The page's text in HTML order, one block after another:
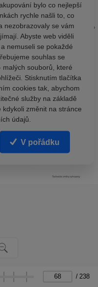
/ 238
bylo co nejlepší
rychle našli to, co
nezobrazovaly se vám
Abyste web viděli
nemuseli se pokaždé
souhlas se
souborů, které
Stisknutím tlačítka
cookies tak, abychom
služby na základě
změnit na stránce
údajů.
V pořádku